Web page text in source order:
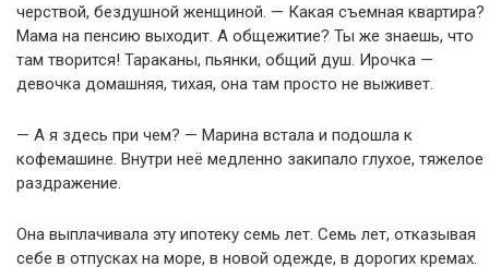
черствой, бездушной женщиной. — Какая съемная квартира?
Мама на пенсию выходит. А общежитие? Ты же знаешь, что
там творится! Тараканы, пьянки, общий душ. Ирочка —
девочка домашняя, тихая, она там просто не выживет.
— А я здесь при чем? — Марина встала и подошла к
кофемашине. Внутри неё медленно закипало глухое, тяжелое
раздражение.
Она выплачивала эту ипотеку семь лет. Семь лет, отказывая
себе в отпусках на море, в новой одежде, в дорогих кремах.